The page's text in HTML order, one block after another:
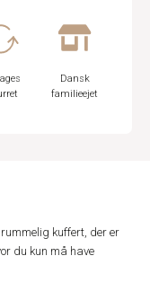
Dansk
familieejet
kuffert, der er
du kun må have